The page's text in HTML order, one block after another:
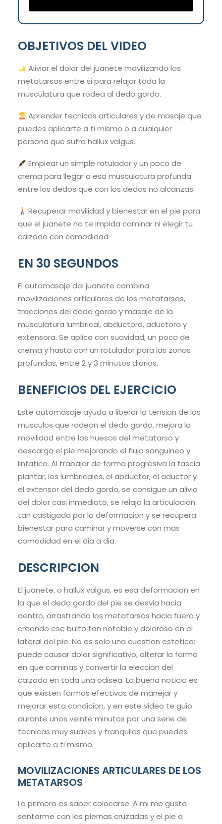
OBJETIVOS DEL VIDEO
Aliviar el dolor del juanete movilizando los
metatarsos entre si para relajar toda la
musculatura que rodea al dedo gordo.
Aprender tecnicas articulares y de masaje que
puedes aplicarte a ti mismo o a cualquier
persona que sufra hallux valgus.
Emplear un simple rotulador y un poco de
crema para llegar a esa musculatura profunda
entre los dedos que con los dedos no alcanzas.
Recuperar movilidad y bienestar en el pie para
que el juanete no te impida caminar ni elegir tu
calzado con comodidad.
EN 30 SEGUNDOS
El automasaje del juanete combina
movilizaciones articulares de los metatarsos,
tracciones del dedo gordo y masaje de la
musculatura lumbrical, abductora, aductora y
extensora. Se aplica con suavidad, un poco de
crema y hasta con un rotulador para las zonas
profundas, entre 2 y 3 minutos diarios.
BENEFICIOS DEL EJERCICIO
Este automasaje ayuda a liberar la tension de los
musculos que rodean el dedo gordo, mejora la
movilidad entre los huesos del metatarso y
descarga el pie mejorando el flujo sanguineo y
linfatico. Al trabajar de forma progresiva la fascia
plantar, los lumbricales, el abductor, el aductor y
el extensor del dedo gordo, se consigue un alivio
del dolor casi inmediato, se relaja la articulacion
tan castigada por la deformacion y se recupera
bienestar para caminar y moverse con mas
comodidad en el dia a dia.
DESCRIPCION
El juanete, o hallux valgus, es esa deformacion en
la que el dedo gordo del pie se desvia hacia
dentro, arrastrando los metatarsos hacia fuera y
creando ese bulto tan notable y doloroso en el
lateral del pie. No es solo una cuestion estetica:
puede causar dolor significativo, alterar la forma
en que caminas y convertir la eleccion del
calzado en toda una odisea. La buena noticia es
que existen formas efectivas de manejar y
mejorar esta condicion, y en este video te guio
durante unos veinte minutos por una serie de
tecnicas muy suaves y tranquilas que puedes
aplicarte a ti mismo.
MOVILIZACIONES ARTICULARES DE LOS
METATARSOS
Lo primero es saber colocarse. A mi me gusta
sentarme con las piernas cruzadas y el pie a